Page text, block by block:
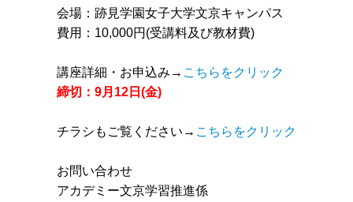
会場：跡見学園女子大学文京キャンパス
費用：10,000円(受講料及び教材費)
講座詳細・お申込み→ こちらをクリック
締切：9月12日(金)
チラシもご覧ください→ こちらをクリック
お問い合わせ
アカデミー文京学習推進係